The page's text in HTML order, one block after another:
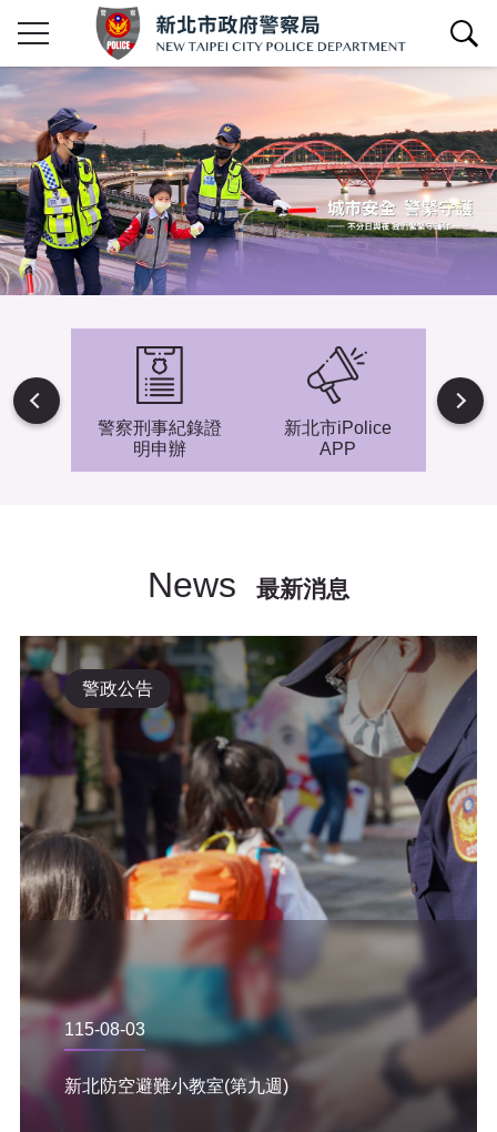
查詢區開關
難專
警察刑事紀錄證
明申辦
新北市iPolice
APP
小小
News 最新消息
警政公告
115-08-03
新北防空避難小教室(第九週)